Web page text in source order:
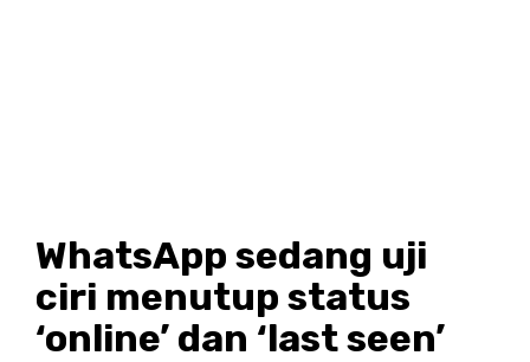
WhatsApp sedang uji
ciri menutup status
‘online’ dan ‘last seen’